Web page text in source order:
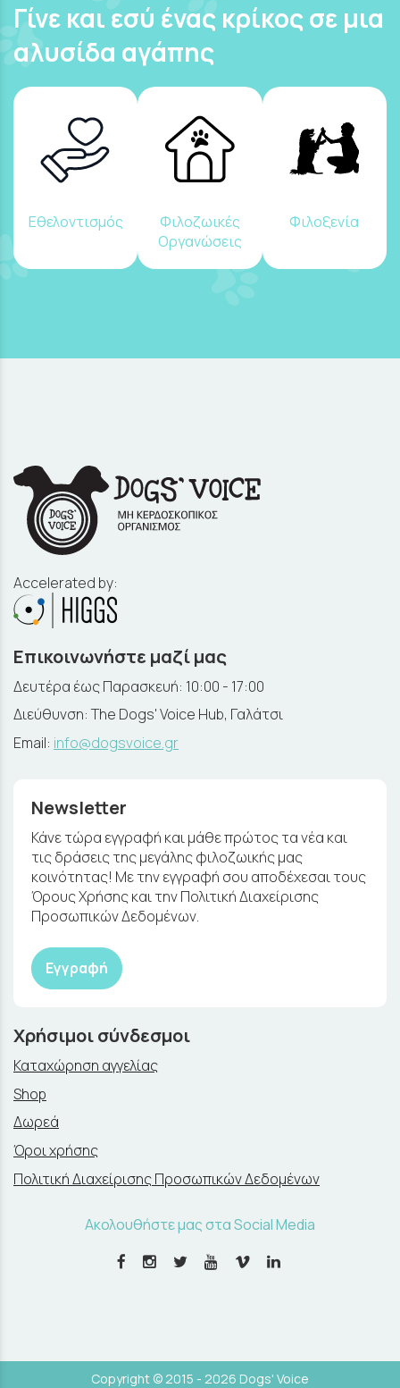
Γίνε και εσύ ένας κρίκος σε μια
αλυσίδα αγάπης
Εθελοντισμός
Φιλοζωικές
Οργανώσεις
Φιλοξενία
Accelerated by:
Επικοινωνήστε μαζί μας
Δευτέρα έως Παρασκευή: 10:00 - 17:00
Διεύθυνση: The Dogs' Voice Hub, Γαλάτσι
Email: info@dogsvoice.gr
Newsletter
Κάνε τώρα εγγραφή και μάθε πρώτος τα νέα και
τις δράσεις της μεγάλης φιλοζωικής μας
κοινότητας! Με την εγγραφή σου αποδέχεσαι τους
Όρους Χρήσης και την Πολιτική Διαχείρισης
Προσωπικών Δεδομένων.
Εγγραφή
Χρήσιμοι σύνδεσμοι
Καταχώρηση αγγελίας
Shop
Δωρεά
Όροι χρήσης
Πολιτική Διαχείρισης Προσωπικών Δεδομένων
Ακολουθήστε μας στα Social Media
Copyright © 2015 - 2026 Dogs' Voice